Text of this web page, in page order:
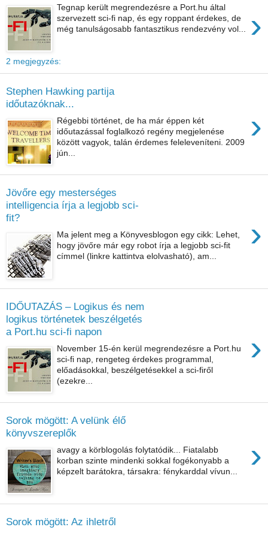
›
Tegnap került megrendezésre a Port.hu által
szervezett sci-fi nap, és egy roppant érdekes, de
még tanulságosabb fantasztikus rendezvény vol...
2 megjegyzés:
Stephen Hawking partija
időutazóknak...
›
Régebbi történet, de ha már éppen két
időutazással foglalkozó regény megjelenése
között vagyok, talán érdemes feleleveníteni. 2009
jún...
Jövőre egy mesterséges
intelligencia írja a legjobb sci-
fit?
›
Ma jelent meg a Könyvesblogon egy cikk: Lehet,
hogy jövőre már egy robot írja a legjobb sci-fit
címmel (linkre kattintva elolvasható), am...
IDŐUTAZÁS – Logikus és nem
logikus történetek beszélgetés
a Port.hu sci-fi napon
›
November 15-én kerül megrendezésre a Port.hu
sci-fi nap, rengeteg érdekes programmal,
előadásokkal, beszélgetésekkel a sci-firől
(ezekre...
Sorok mögött: A velünk élő
könyvszereplők
›
avagy a körblogolás folytatódik... Fiatalabb
korban szinte mindenki sokkal fogékonyabb a
képzelt barátokra, társakra: fénykarddal vívun...
Sorok mögött: Az ihletről